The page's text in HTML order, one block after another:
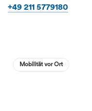
+49 211 5779180
Mobilität vor Ort